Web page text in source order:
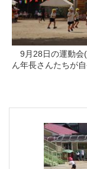
9月28日の運動会(
ん年長さんたちが